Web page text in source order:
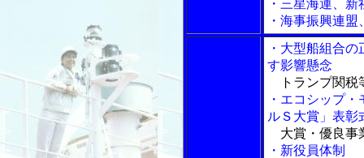
・三星海運、
・海事振興連
・大型船組合
す影響懸念
トランプ関税
・エコシップ
ルＳ大賞」表彰
大賞・優良事
・新役員体制